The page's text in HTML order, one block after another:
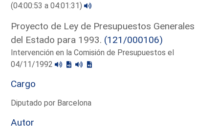
(04:00:53 a 04:01:31)
Proyecto de Ley de Presupuestos Generales
del Estado para 1993. (121/000106)
Intervención en la Comisión de Presupuestos el
04/11/1992
Cargo
Diputado por Barcelona
Autor